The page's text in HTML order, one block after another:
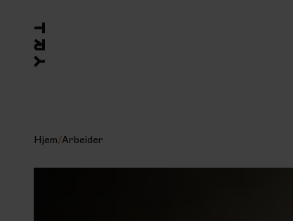
Hjem/Arbeider